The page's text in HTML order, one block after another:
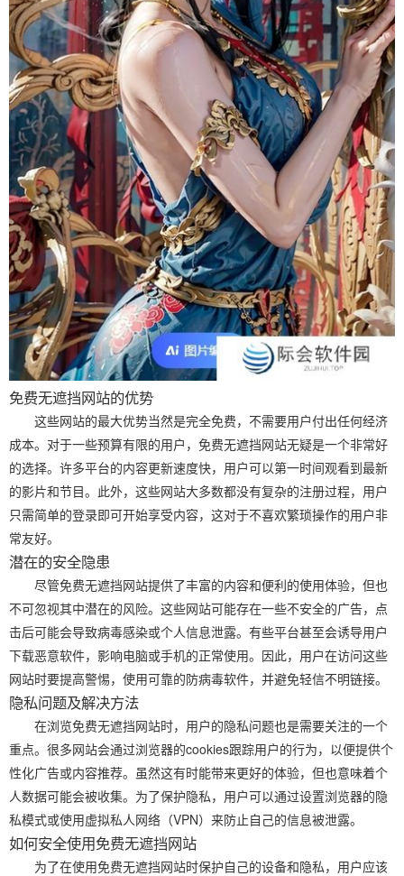
免费无遮挡网站的优势
这些网站的最大优势当然是完全免费，不需要用户付出任何经济
成本。对于一些预算有限的用户，免费无遮挡网站无疑是一个非常好
的选择。许多平台的内容更新速度快，用户可以第一时间观看到最新
的影片和节目。此外，这些网站大多数都没有复杂的注册过程，用户
只需简单的登录即可开始享受内容，这对于不喜欢繁琐操作的用户非
常友好。
潜在的安全隐患
尽管免费无遮挡网站提供了丰富的内容和便利的使用体验，但也
不可忽视其中潜在的风险。这些网站可能存在一些不安全的广告，点
击后可能会导致病毒感染或个人信息泄露。有些平台甚至会诱导用户
下载恶意软件，影响电脑或手机的正常使用。因此，用户在访问这些
网站时要提高警惕，使用可靠的防病毒软件，并避免轻信不明链接。
隐私问题及解决方法
在浏览免费无遮挡网站时，用户的隐私问题也是需要关注的一个
重点。很多网站会通过浏览器的cookies跟踪用户的行为，以便提供个
性化广告或内容推荐。虽然这有时能带来更好的体验，但也意味着个
人数据可能会被收集。为了保护隐私，用户可以通过设置浏览器的隐
私模式或使用虚拟私人网络（VPN）来防止自己的信息被泄露。
如何安全使用免费无遮挡网站
为了在使用免费无遮挡网站时保护自己的设备和隐私，用户应该